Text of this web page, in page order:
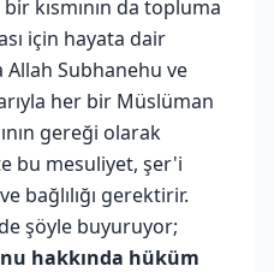
kısmının da topluma
için hayata dair
Allah Subhanehu ve
her bir Müslüman
gereği olarak
bu mesuliyet, şer'i
bağlılığı gerektirir.
şöyle buyuruyor;
hakkında hüküm